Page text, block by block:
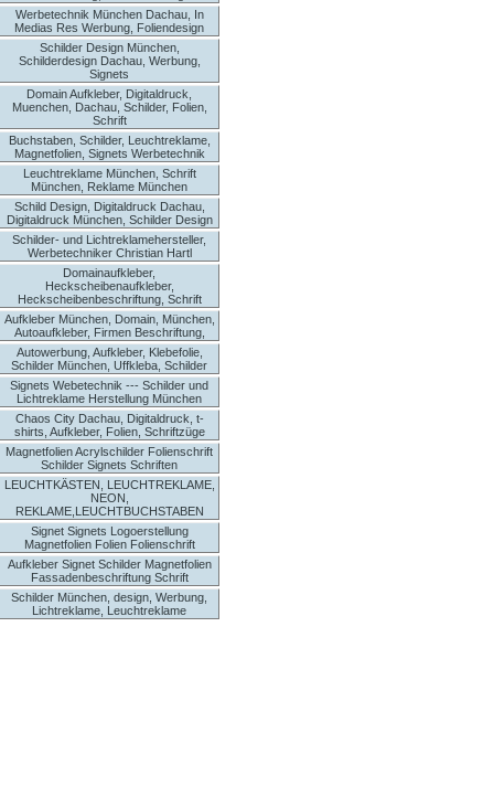
Werbetechnik München Dachau, In
Medias Res Werbung, Foliendesign
Schilder Design München,
Schilderdesign Dachau, Werbung,
Signets
Domain Aufkleber, Digitaldruck,
Muenchen, Dachau, Schilder, Folien,
Schrift
Buchstaben, Schilder, Leuchtreklame,
Magnetfolien, Signets Werbetechnik
Leuchtreklame München, Schrift
München, Reklame München
Schild Design, Digitaldruck Dachau,
Digitaldruck München, Schilder Design
Schilder- und Lichtreklamehersteller,
Werbetechniker Christian Hartl
Domainaufkleber,
Heckscheibenaufkleber,
Heckscheibenbeschriftung, Schrift
Aufkleber München, Domain, München,
Autoaufkleber, Firmen Beschriftung,
Autowerbung, Aufkleber, Klebefolie,
Schilder München, Uffkleba, Schilder
Signets Webetechnik --- Schilder und
Lichtreklame Herstellung München
Chaos City Dachau, Digitaldruck, t-
shirts, Aufkleber, Folien, Schriftzüge
Magnetfolien Acrylschilder Folienschrift
Schilder Signets Schriften
LEUCHTKÄSTEN, LEUCHTREKLAME,
NEON,
REKLAME,LEUCHTBUCHSTABEN
Signet Signets Logoerstellung
Magnetfolien Folien Folienschrift
Aufkleber Signet Schilder Magnetfolien
Fassadenbeschriftung Schrift
Schilder München, design, Werbung,
Lichtreklame, Leuchtreklame